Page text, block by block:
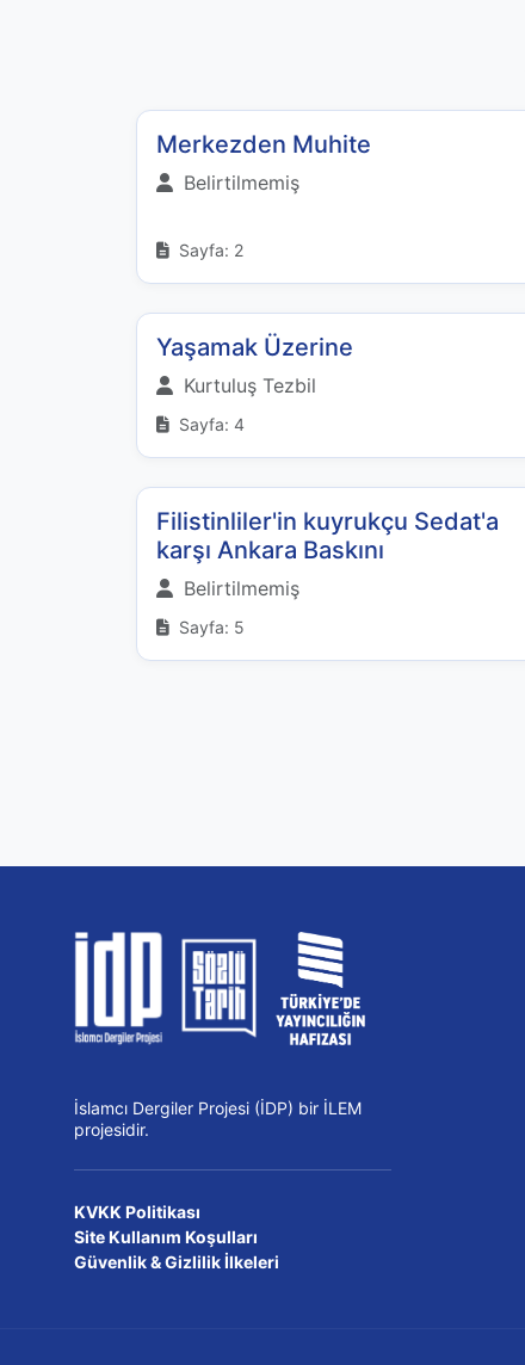
Merkezden Muhite
Belirtilmemiş
Sayfa: 2
Yaşamak Üzerine
Kurtuluş Tezbil
Sayfa: 4
Filistinliler'in kuyrukçu Sedat'a
karşı Ankara Baskını
Belirtilmemiş
Sayfa: 5
İslamcı Dergiler Projesi (İDP) bir İLEM
projesidir.
KVKK Politikası
Site Kullanım Koşulları
Güvenlik & Gizlilik İlkeleri